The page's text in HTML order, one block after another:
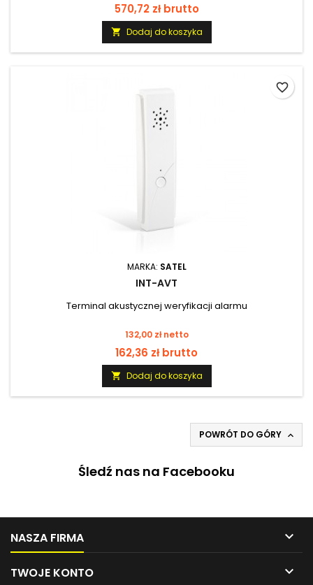
570,72 zł brutto
 Dodaj do koszyka
MARKA: SATEL
INT-AVT
Terminal akustycznej weryfikacji alarmu
Cena
132,00 zł netto
162,36 zł brutto
 Dodaj do koszyka
favorite_border
POWRÓT DO GÓRY 
Śledź nas na Facebooku
NASZA FIRMA 
TWOJE KONTO 